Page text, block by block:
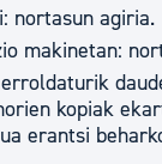
nortasun agiria.
makinetan:
kopiak
erantsi